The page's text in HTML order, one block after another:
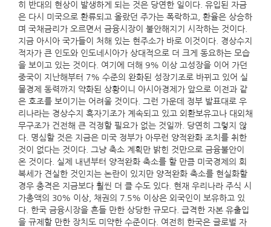
히 반대의 현상이 발생하게 되는 것은 당연한 일이다. 유입된 자금
은 다시 미국으로 환류되고 올랐던 주가는 폭락하고, 환율은 상승하
며 국채금리가 오르면서 금융시장이 불안해지기 시작하는 것이다.
지금 아시아 국가들이 처해 있는 현주소가 바로 이것이다. 경상수지
적자가 큰 인도와 인도네시아가 상대적으로 더 크게 동요하는 모습
을 보이고 있는 것이다. 여기에 더해 9% 이상 고성장을 이어 가던
중국이 지난해부터 7% 수준의 완화된 성장기조로 바뀌고 있어 실
물경제 동력까지 약화된 상황이니 아시아경제가 앞으로 이전과 같
은 호조를 보이기는 어려울 것이다. 그런 가운데 정부 발표대로 우
리나라는 경상수지 흑자기조가 계속되고 있고 외환보유고나 대외채
무구조가 건전해 큰 걱정할 필요가 없는 것일까. 당연히 그렇지 않
다. 명심할 것은 지금은 미국 정부가 아무런 양적완화 조치를 취한
것이 없다는 것이다. 그냥 축소 계획만 밝힌 것만으로 금융불안이
온 것이다. 실제 내년부터 양적완화 축소를 할 만큼 미국경제의 회
복세가 견실한 것인지는 논란이 있지만 양적완화 축소를 현실화할
경우 충격은 지금보다 훨씬 더 클 수도 있다. 현재 우리나라 주식 시
가총액의 30% 이상, 채권의 7.5% 이상은 외국인이 보유하고 있
다. 한국 금융시장을 흔들 만한 상당한 규모다. 급격한 자본 유출입
을 규제할 만한 장치도 미약한 수준이다. 여전히 한국은 글로벌 자